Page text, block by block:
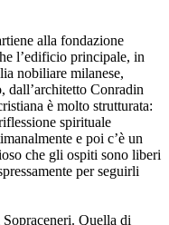
alla fondazione
l’edificio principale, in
nobiliare milanese,
dall’architetto Conradin
è molto strutturata:
spirituale
e poi c’è un
che gli ospiti sono liberi
per seguirli
Quella di